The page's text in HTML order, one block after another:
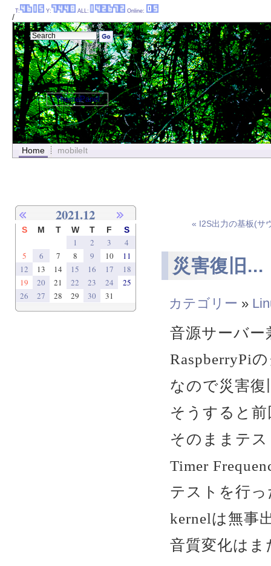
/
Home mobileIt
« I2S出力の基板(サ
災害復旧...
カテゴリー »
音源サーバー
RaspberryPi
なので災害
そうすると
そのままテ
Timer
テストを行っ
kernelは無事
音質変化は
2021.12
S M T W T F S
1 2 3
4
5
6 7 8 9 10
11
12
13 14 15 16 17
18
19
20 21 22 23 24
25
26
27 28 29 30 31
T: Y: ALL: Online:
ThemePanel